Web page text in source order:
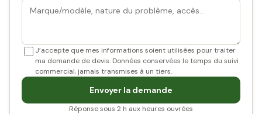
J’accepte que mes informations soient utilisées pour traiter
ma demande de devis. Données conservées le temps du suivi
commercial, jamais transmises à un tiers.
Envoyer la demande
Réponse sous 2 h aux heures ouvrées